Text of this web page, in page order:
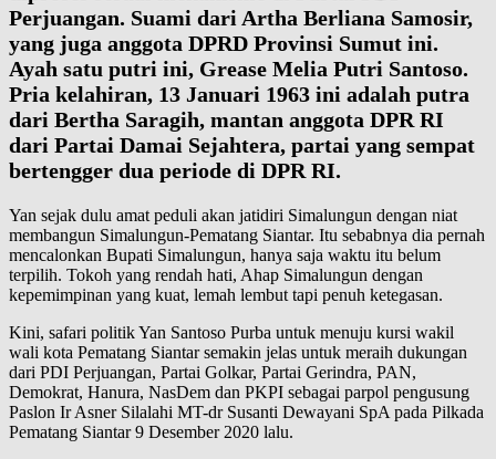
Perjuangan. Suami dari Artha Berliana Samosir,
yang juga anggota DPRD Provinsi Sumut ini.
Ayah satu putri ini, Grease Melia Putri Santoso.
Pria kelahiran, 13 Januari 1963 ini adalah putra
dari Bertha Saragih, mantan anggota DPR RI
dari Partai Damai Sejahtera, partai yang sempat
bertengger dua periode di DPR RI.
Yan sejak dulu amat peduli akan jatidiri Simalungun dengan niat
membangun Simalungun-Pematang Siantar. Itu sebabnya dia pernah
mencalonkan Bupati Simalungun, hanya saja waktu itu belum
terpilih. Tokoh yang rendah hati, Ahap Simalungun dengan
kepemimpinan yang kuat, lemah lembut tapi penuh ketegasan.
Kini, safari politik Yan Santoso Purba untuk menuju kursi wakil
wali kota Pematang Siantar semakin jelas untuk meraih dukungan
dari PDI Perjuangan, Partai Golkar, Partai Gerindra, PAN,
Demokrat, Hanura, NasDem dan PKPI sebagai parpol pengusung
Paslon Ir Asner Silalahi MT-dr Susanti Dewayani SpA pada Pilkada
Pematang Siantar 9 Desember 2020 lalu.